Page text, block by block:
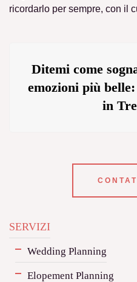
SERVIZI
Wedding Planning
Elopement Planning
ricordarlo per sempre, con il
Ditemi come
emozioni più
in